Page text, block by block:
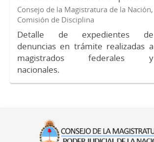
Consejo de la Magistratura de la Nación,
Comisión de Disciplina
Detalle de expedientes de
denuncias en trámite realizadas a
magistrados federales y
nacionales.